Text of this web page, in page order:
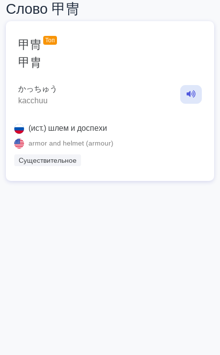
Слово 甲冑
甲冑 Топ
甲胄
かっちゅう
kacchuu
(ист.) шлем и доспехи
armor and helmet (armour)
Существительное